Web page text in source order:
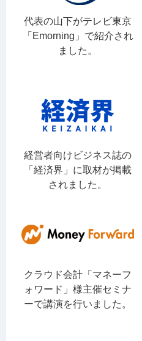
代表の山下がテレビ東京
「Emorning」で紹介され
ました。
経営者向けビジネス誌の
「経済界」に取材が掲載
されました。
クラウド会計「マネーフ
ォワード」様主催セミナ
ーで講演を行いました。